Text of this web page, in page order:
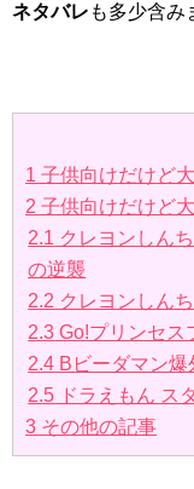
ネタバレ も多少含み
1 子供向けだけど
2 子供向けだけど
2.1 クレヨンしん
の逆襲
2.2 クレヨンしん
2.3 Go!プリンセス
2.4 Bビーダマン爆
2.5 ドラえもん ス
3 その他の記事